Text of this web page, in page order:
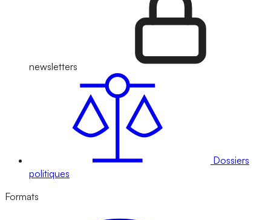
newsletters
Dossiers
politiques
Formats